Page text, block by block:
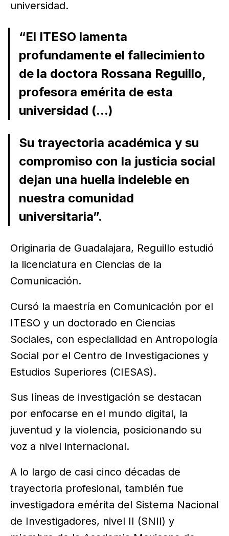
universidad.
“El ITESO lamenta
profundamente el fallecimiento
de la doctora Rossana Reguillo,
profesora emérita de esta
universidad (...)
Su trayectoria académica y su
compromiso con la justicia social
dejan una huella indeleble en
nuestra comunidad
universitaria”.
Originaria de Guadalajara, Reguillo estudió
la licenciatura en Ciencias de la
Comunicación.
Cursó la maestría en Comunicación por el
ITESO y un doctorado en Ciencias
Sociales, con especialidad en Antropología
Social por el Centro de Investigaciones y
Estudios Superiores (CIESAS).
Sus líneas de investigación se destacan
por enfocarse en el mundo digital, la
juventud y la violencia, posicionando su
voz a nivel internacional.
A lo largo de casi cinco décadas de
trayectoria profesional, también fue
investigadora emérita del Sistema Nacional
de Investigadores, nivel II (SNII) y